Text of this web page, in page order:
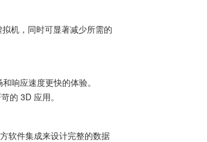
机，同时可显著减少所需的
响应速度更快的体验。
的 3D 应用。
软件集成来设计完整的数据